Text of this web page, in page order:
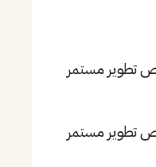
تطوير مستمر
تطوير مستمر